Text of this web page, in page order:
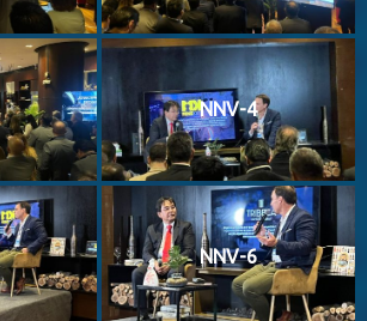
NNV-4
NNV-6